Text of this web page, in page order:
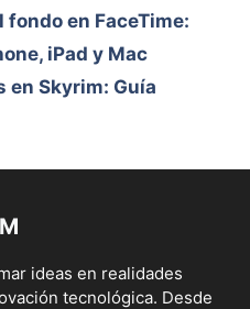
en FaceTime:
iPad y Mac
en Skyrim: Guía
ideas en realidades
tecnológica. Desde